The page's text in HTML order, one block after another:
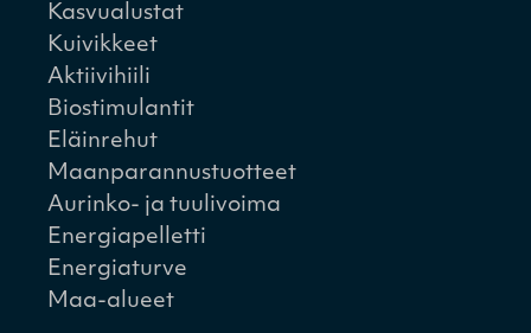
Kasvualustat
Kuivikkeet
Aktiivihiili
Biostimulantit
Eläinrehut
Maanparannustuotteet
Aurinko- ja tuulivoima
Energiapelletti
Energiaturve
Maa-alueet